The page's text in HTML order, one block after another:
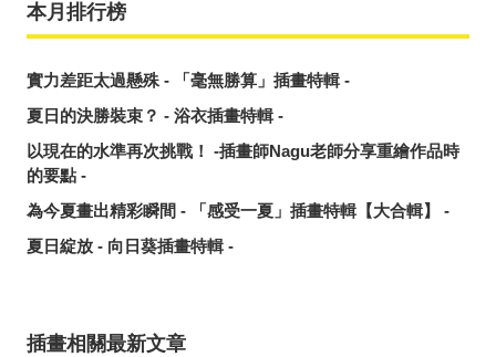
本月排行榜
實力差距太過懸殊 - 「毫無勝算」插畫特輯 -
夏日的決勝裝束？ - 浴衣插畫特輯 -
以現在的水準再次挑戰！ -插畫師Nagu老師分享重繪作品時
的要點 -
為今夏畫出精彩瞬間 - 「感受一夏」插畫特輯【大合輯】 -
夏日綻放 - 向日葵插畫特輯 -
插畫相關最新文章